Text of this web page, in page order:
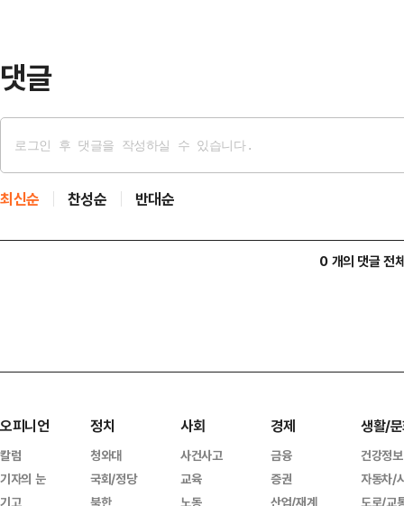
댓글
최신순 찬성순 반대순
0 개의 댓글 전
오피니언
칼럼
기자의 눈
기고
정치
청와대
국회/정당
북한
사회
사건사고
교육
노동
경제
금융
증권
산업/재계
생활/
건강정보
자동차/
도로/교